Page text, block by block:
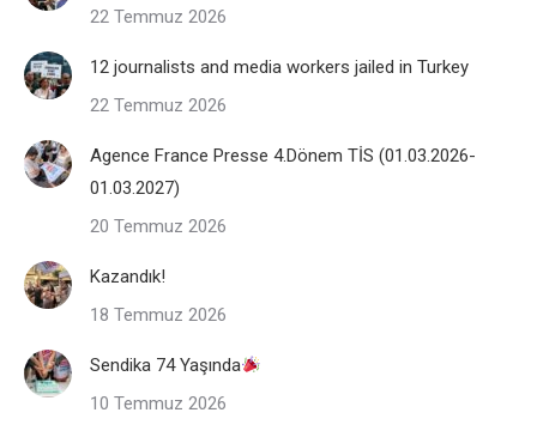
22 Temmuz 2026
12 journalists and media workers jailed in Turkey
22 Temmuz 2026
Agence France Presse 4.Dönem TİS (01.03.2026-
01.03.2027)
20 Temmuz 2026
Kazandık!
18 Temmuz 2026
Sendika 74 Yaşında
10 Temmuz 2026